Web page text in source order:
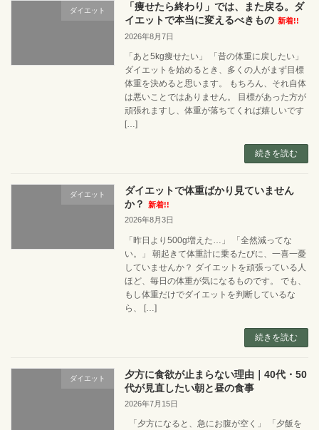
ダイエット
「痩せたら終わり」では、また戻る。ダ
イエットで本当に変えるべきもの 新着!!
2026年8月7日
「あと5kg痩せたい」 「昔の体重に戻したい」
ダイエットを始めるとき、多くの人がまず目標
体重を決めると思います。 もちろん、それ自体
は悪いことではありません。 目標があった方が
頑張れますし、体重が落ちてくれば嬉しいです
[…]
続きを読む
ダイエット
ダイエットで体重ばかり見ていません
か？
新着!!
2026年8月3日
「昨日より500g増えた…」 「全然減ってな
い。」 朝起きて体重計に乗るたびに、一喜一憂
していませんか？ ダイエットを頑張っている人
ほど、毎日の体重が気になるものです。 でも、
もし体重だけでダイエットを判断しているな
ら、 […]
続きを読む
ダイエット
夕方に食欲が止まらない理由｜40代・50
代が見直したい朝と昼の食事
2026年7月15日
「夕方になると、急にお腹が空く」 「夕飯を